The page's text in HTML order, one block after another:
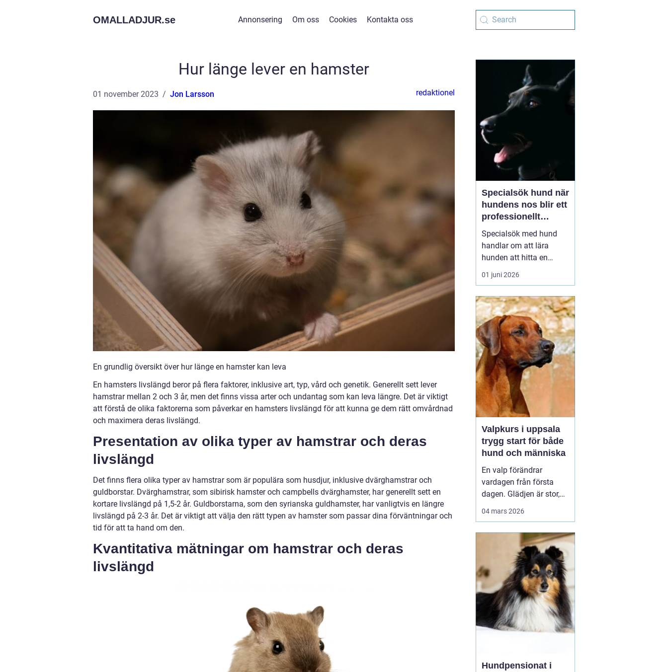
OMALLADJUR.se Annonsering Om oss Cookies Kontakta oss
Hur länge lever en hamster
01 november 2023 Jon Larsson redaktionel
En grundlig översikt över hur länge en hamster kan leva
En hamsters livslängd beror på flera faktorer, inklusive art, typ, vård och genetik. Generellt sett lever
hamstrar mellan 2 och 3 år, men det finns vissa arter och undantag som kan leva längre. Det är viktigt
att förstå de olika faktorerna som påverkar en hamsters livslängd för att kunna ge dem rätt omvårdnad
och maximera deras livslängd.
Presentation av olika typer av hamstrar och deras
livslängd
Det finns flera olika typer av hamstrar som är populära som husdjur, inklusive dvärghamstrar och
guldborstar. Dvärghamstrar, som sibirisk hamster och campbells dvärghamster, har generellt sett en
kortare livslängd på 1,5-2 år. Guldborstarna, som den syrianska guldhamster, har vanligtvis en längre
livslängd på 2-3 år. Det är viktigt att välja den rätt typen av hamster som passar dina förväntningar och
tid för att ta hand om den.
Kvantitativa mätningar om hamstrar och deras
livslängd
Specialsök hund när
hundens nos blir ett
professionellt
verktyg
Specialsök med hund
handlar om att lära
hunden att hitta en
specifik doft, till exempel
narkotika, vägglöss,
ämnen som människor
har svårt att upptäcka
själva. Genom
strukturerad träning kan
både arbets- och
sällskapshundar ut...
01 juni 2026
Valpkurs i uppsala
trygg start för både
hund och människa
En valp förändrar
vardagen från första
dagen. Glädjen är stor,
följsam och social hund.
En genomtänktvalpkurs
upsala
ger både valp
och äga...
04 mars 2026
Hundpensionat i